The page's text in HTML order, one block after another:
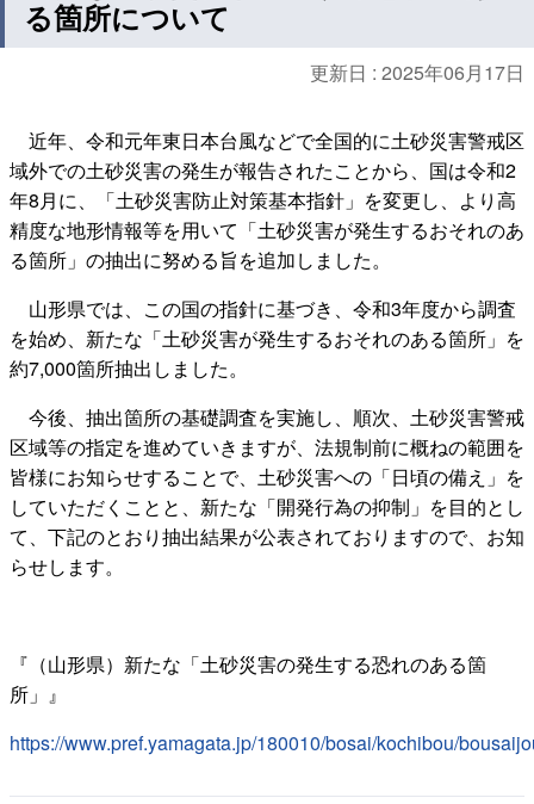
る箇所について
更新日 : 2025年06月17日
近年、令和元年東日本台風などで全国的に土砂災害警戒区
域外での土砂災害の発生が報告されたことから、国は令和2
年8月に、「土砂災害防止対策基本指針」を変更し、より高
精度な地形情報等を用いて「土砂災害が発生するおそれのあ
る箇所」の抽出に努める旨を追加しました。
山形県では、この国の指針に基づき、令和3年度から調査
を始め、新たな「土砂災害が発生するおそれのある箇所」を
約7,000箇所抽出しました。
今後、抽出箇所の基礎調査を実施し、順次、土砂災害警戒
区域等の指定を進めていきますが、法規制前に概ねの範囲を
皆様にお知らせすることで、土砂災害への「日頃の備え」を
していただくことと、新たな「開発行為の抑制」を目的とし
て、下記のとおり抽出結果が公表されておりますので、お知
らせします。
『（山形県）新たな「土砂災害の発生する恐れのある箇
所」』
https://www.pref.yamagata.jp/180010/bosai/kochibou/